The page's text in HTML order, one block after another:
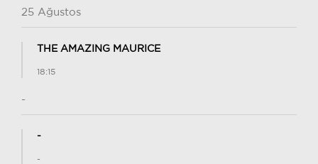
25 Ağustos
THE AMAZING MAURICE
18:15
-
-
-